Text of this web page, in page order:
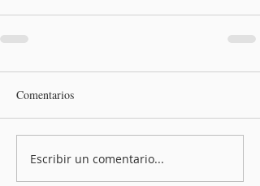
Comentarios
Escribir un comentario...